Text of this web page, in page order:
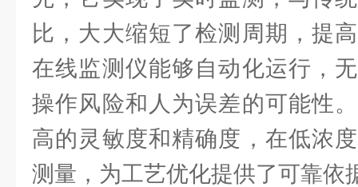
比，大大缩短了检测周期，提
在线监测仪能够自动化运行，
操作风险和人为误差的可能性
高的灵敏度和精确度，在低浓
测量，为工艺优化提供了可靠依